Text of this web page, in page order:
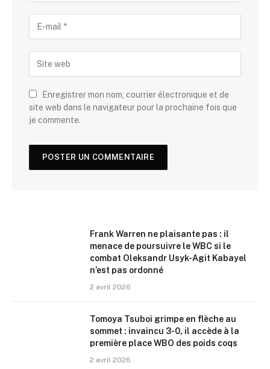
Enregistrer mon nom, courrier électronique et de
site web dans le navigateur pour la prochaine fois que
je commente.
Frank Warren ne plaisante pas : il
menace de poursuivre le WBC si le
combat Oleksandr Usyk-Agit Kabayel
n’est pas ordonné
2 avril 2026
Tomoya Tsuboi grimpe en flèche au
sommet : invaincu 3-0, il accède à la
première place WBO des poids coqs
2 avril 2026